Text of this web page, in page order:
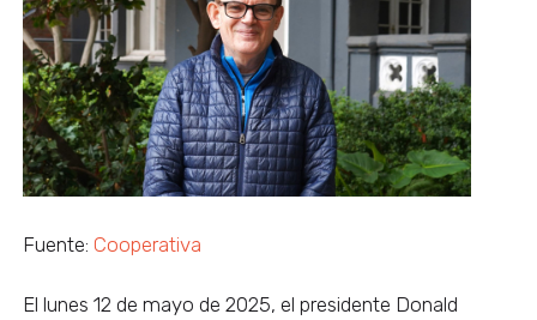
Fuente: Cooperativa
El lunes 12 de mayo de 2025, el presidente Donald